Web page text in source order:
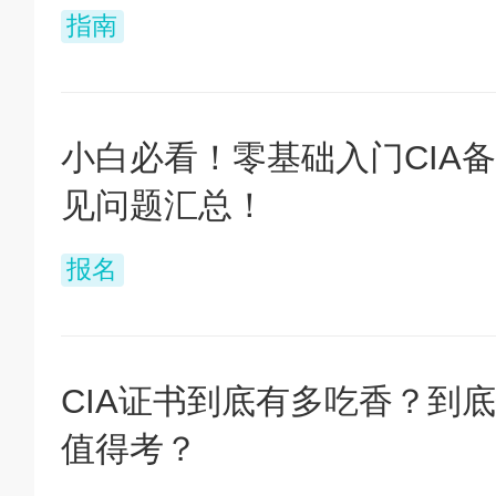
指南
小白必看！零基础入门CIA
见问题汇总！
报名
CIA证书到底有多吃香？到
值得考？